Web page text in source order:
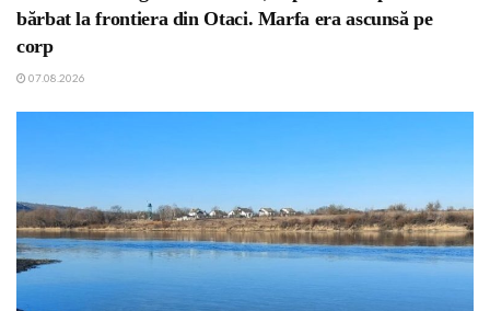
bărbat la frontiera din Otaci. Marfa era ascunsă pe
corp
07.08.2026